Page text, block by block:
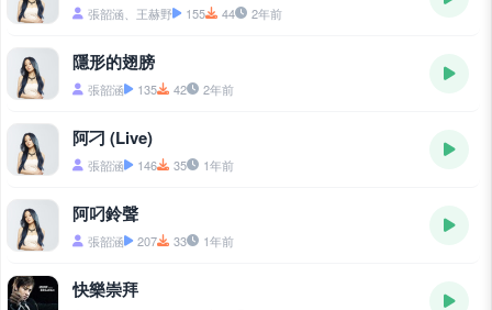
張韶涵、王赫野 155 44 2年前
隱形的翅膀
張韶涵 135 42 2年前
阿刁 (Live)
張韶涵 146 35 1年前
阿叼鈴聲
張韶涵 207 33 1年前
快樂崇拜